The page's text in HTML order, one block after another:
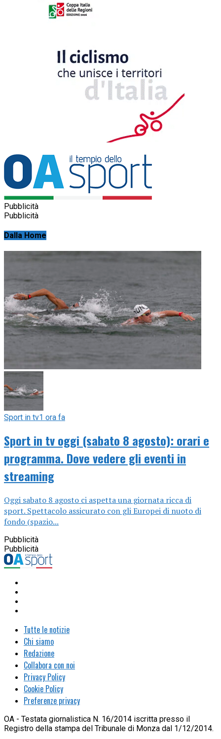
Pubblicità
Pubblicità
Dalla Home
Sport in tv1 ora fa
Sport in tv oggi (sabato 8 agosto): orari e
programma. Dove vedere gli eventi in
streaming
Oggi sabato 8 agosto ci aspetta una giornata ricca di
sport. Spettacolo assicurato con gli Europei di nuoto di
fondo (spazio...
Pubblicità
Pubblicità
Tutte le notizie
Chi siamo
Redazione
Collabora con noi
Privacy Policy
Cookie Policy
Preferenze privacy
OA - Testata giornalistica N. 16/2014 iscritta presso il
Registro della stampa del Tribunale di Monza dal 1/12/2014.